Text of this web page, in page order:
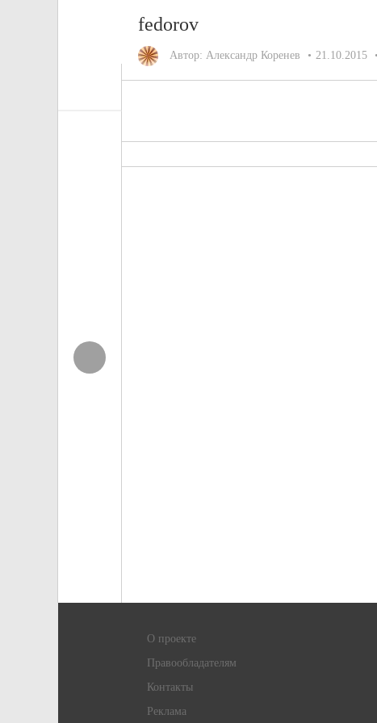
fedorov
Автор: Александр Коренев 21.10.2015
О проекте
Правообладателям
Контакты
Реклама